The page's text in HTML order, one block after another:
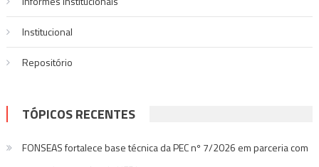
Institucional
Repositório
TÓPICOS RECENTES
FONSEAS fortalece base técnica da PEC nº 7/2026 em parceria com